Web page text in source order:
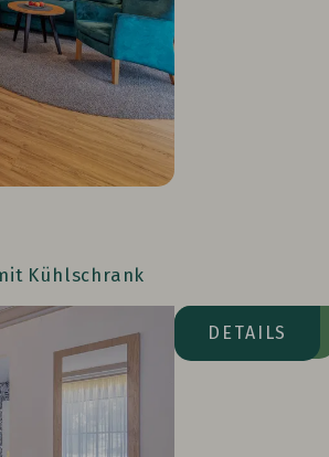
Kühlschrank
DETAILS
Waldseite